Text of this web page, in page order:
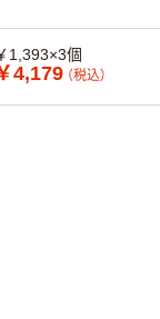
1,393×3個
4,179 （税込）